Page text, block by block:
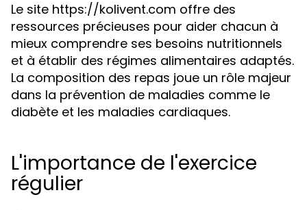
Le site https://kolivent.com offre des
ressources précieuses pour aider chacun à
mieux comprendre ses besoins nutritionnels
et à établir des régimes alimentaires adaptés.
La composition des repas joue un rôle majeur
dans la prévention de maladies comme le
diabète et les maladies cardiaques.
L'importance de l'exercice
régulier